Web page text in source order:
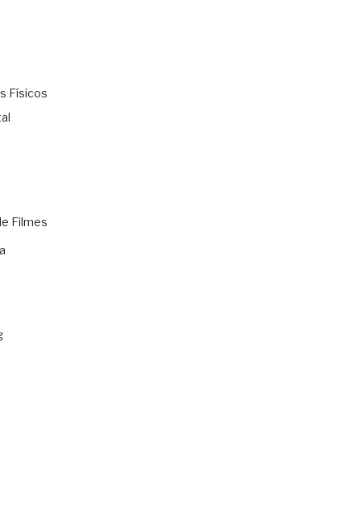
Físicos
Filmes